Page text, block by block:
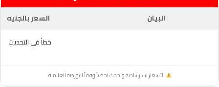
البيان
السعر بالجنيه
خطأ في التحديث
الأسعار استرشادية وتحدث لحظياً وفقاً للبورصة العالمية.